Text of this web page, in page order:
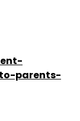
parents-